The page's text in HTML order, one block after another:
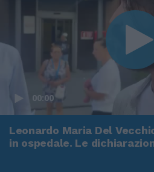
00:00
Leonardo Maria Del
in ospedale. Le